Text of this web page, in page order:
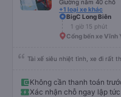
Giường nằm 40 chỗ
+1 loại xe khác
BigC Long Biên
1 giờ 15 phút
Cổng bến xe Vĩnh
Tài xế siêu nhiệt tình, xe đi rất
Không cần thanh toán
Xác nhận chỗ ngay lập tức